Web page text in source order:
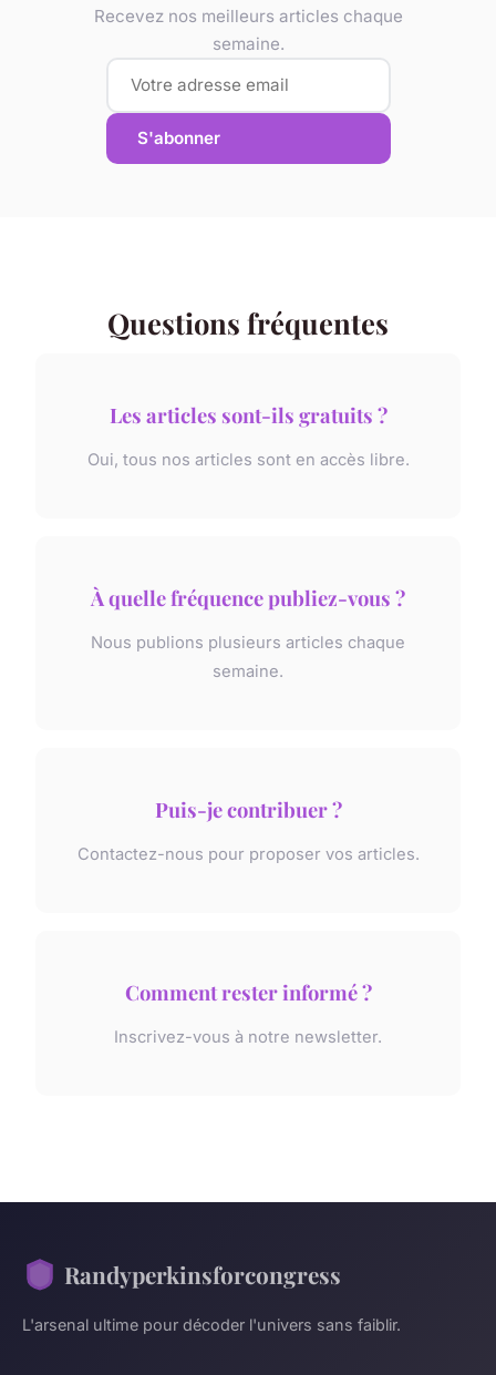
Recevez nos meilleurs articles chaque
semaine.
S'abonner
Questions fréquentes
Les articles sont-ils gratuits ?
Oui, tous nos articles sont en accès libre.
À quelle fréquence publiez-vous ?
Nous publions plusieurs articles chaque
semaine.
Puis-je contribuer ?
Contactez-nous pour proposer vos articles.
Comment rester informé ?
Inscrivez-vous à notre newsletter.
Randyperkinsforcongress
L'arsenal ultime pour décoder l'univers sans faiblir.